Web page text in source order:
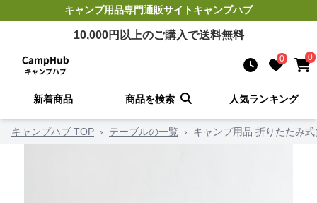
キャンプ用品専門通販サイトキャンプハブ
10,000円以上のご購入で送料無料
0 0
新着商品 商品を検索 人気ランキング
キャンプハブ TOP › テーブルの一覧 › キャンプ用品 折りたたみ